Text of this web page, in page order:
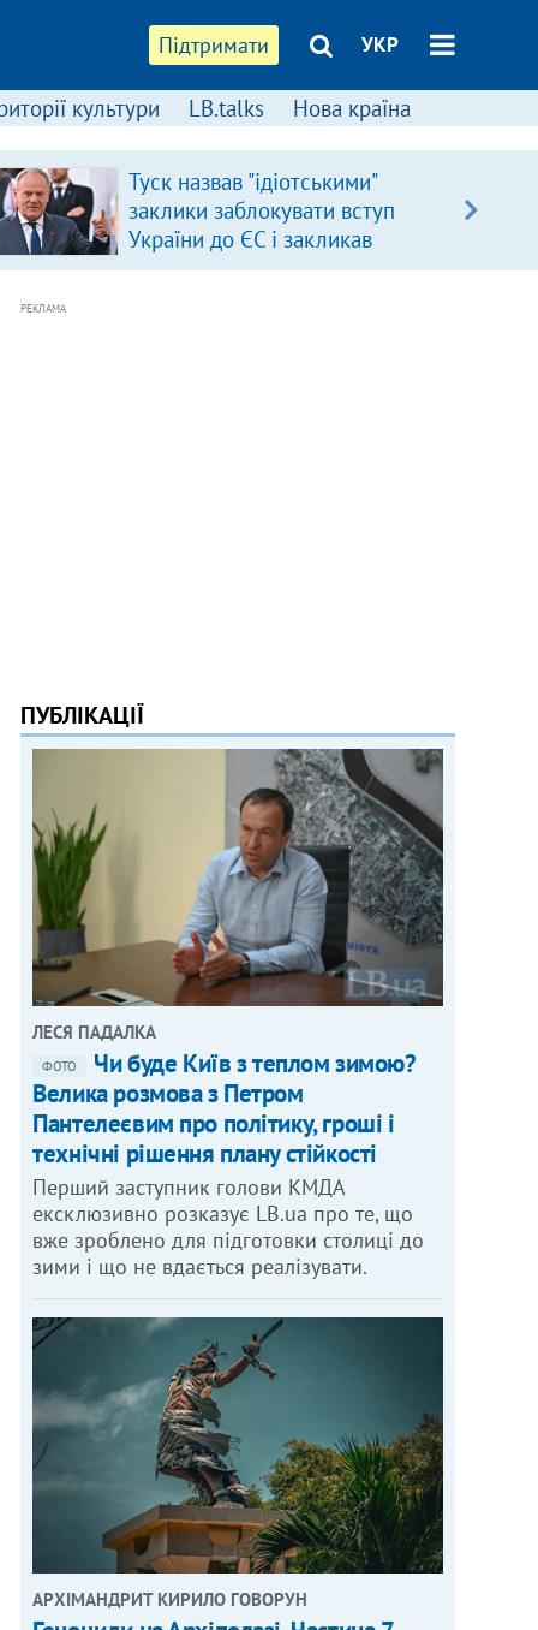
Підтримати УКР
культури LB.talks Нова країна
Туск назвав "ідіотськими"
заклики заблокувати вступ
України до ЄС і закликав
припинити антиукраїнську
РЕКЛАМА
ПУБЛІКАЦІЇ
ЛЕСЯ ПАДАЛКА
ФОТО
Чи буде Київ з теплом зимою?
Велика розмова з Петром
Пантелеєвим про політику, гроші і
технічні рішення плану стійкості
Перший заступник голови КМДА
ексклюзивно розказує LB.ua про те, що
вже зроблено для підготовки столиці до
зими і що не вдається реалізувати.
АРХІМАНДРИТ КИРИЛО ГОВОРУН